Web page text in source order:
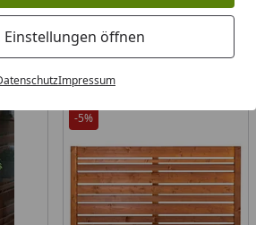
Einstellungen öffnen
Impressum
Artikel gefunden
-5%